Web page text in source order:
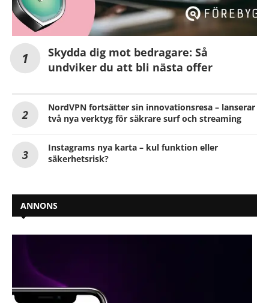
Skydda dig mot bedragare: Så
undviker du att bli nästa offer
NordVPN fortsätter sin innovationsresa – lanserar
två nya verktyg för säkrare surf och streaming
Instagrams nya karta – kul funktion eller
säkerhetsrisk?
ANNONS